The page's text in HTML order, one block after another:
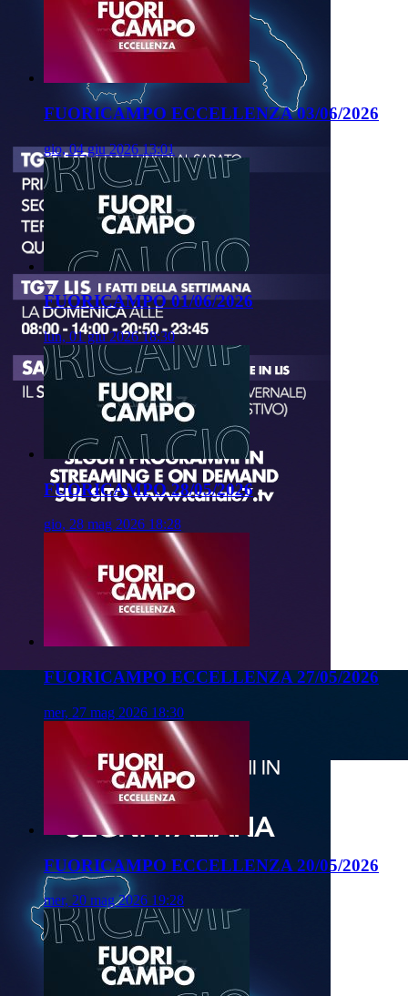
FUORICAMPO ECCELLENZA 03/06/2026
gio, 04 giu 2026 13:01
FUORICAMPO 01/06/2026
lun, 01 giu 2026 18:30
FUORICAMPO 28/05/2026
gio, 28 mag 2026 18:28
FUORICAMPO ECCELLENZA 27/05/2026
mer, 27 mag 2026 18:30
FUORICAMPO ECCELLENZA 20/05/2026
mer, 20 mag 2026 19:28